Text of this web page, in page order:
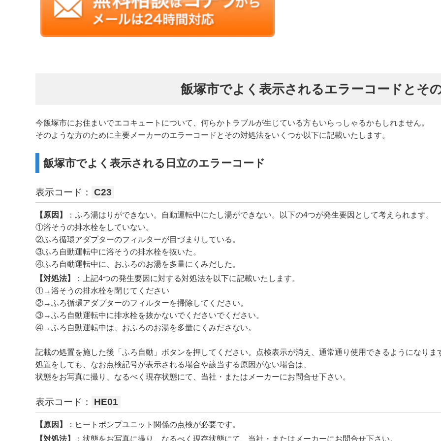
飯塚市でよく表示されるエラーコードとそ
今飯塚市にお住まいでエコキュートについて、何らかトラブルが生じている方もいらっしゃるかもしれません。
そのような方のために主要メーカーのエラーコードとその対処法をいくつか以下に記載いたします。
飯塚市でよく表示される日立のエラーコード
表示コード： C23
【原因】
：ふろ湯はりができない。自動運転中にたし湯ができない。以下の4つが発生要因として考えられます。
①浴そうの排水栓をしていない。
②ふろ循環アダプターのフィルターが目づまりしている。
③ふろ自動運転中に浴そうの排水栓を抜いた。
④ふろ自動運転中に、おふろのお湯を多量にくみだした。
【対処法】
：上記4つの発生要因に対する対処法を以下に記載いたします。
①→浴そうの排水栓を閉じてください
②→ふろ循環アダプターのフィルターを掃除してください。
③→ふろ自動運転中に排水栓を抜かないでくださいでください。
④→ふろ自動運転中は、おふろのお湯を多量にくみださない。
記載の処置を施した後「ふろ自動」ボタンを押してください。点検表示が消え、通常通り使用できるようになりま
処置をしても、なお点検記号が表示される場合や該当する原因がない場合は、
状態をお写真に撮り、なるべく現存状態にて、当社・またはメーカーにお問合せ下さい。
表示コード： HE01
【原因】
：ヒートポンプユニット関係の点検が必要です。
【対処法】
：状態をお写真に撮り、なるべく現存状態にて、当社・またはメーカーにお問合せ下さい。